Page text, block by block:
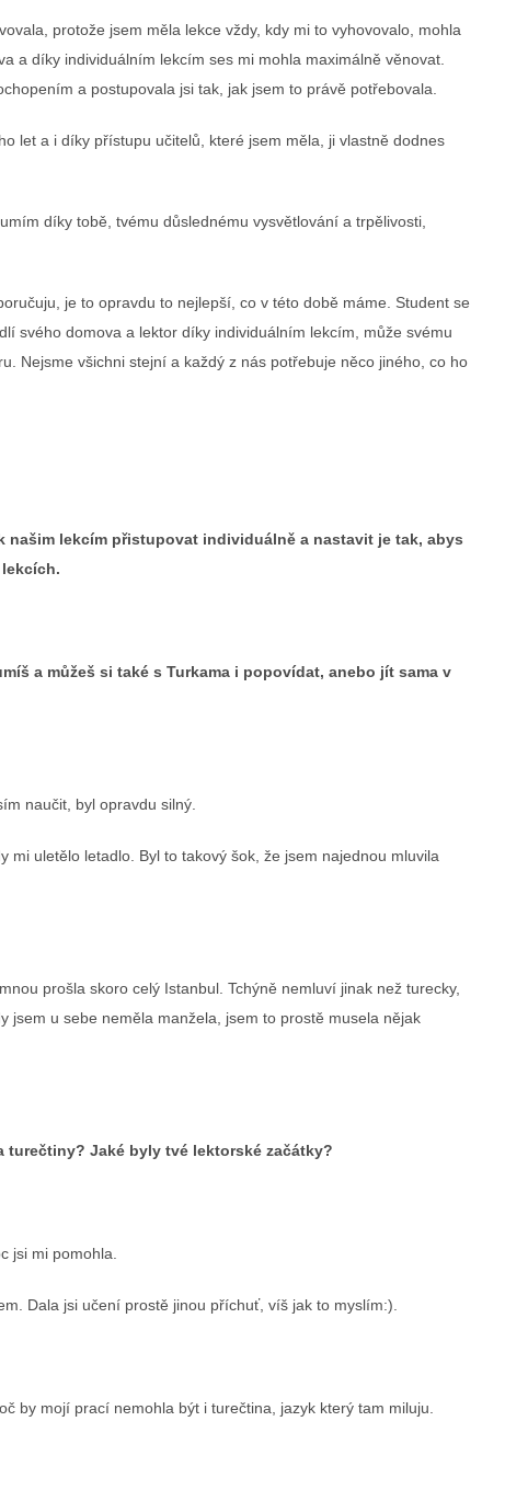
protože jsem měla lekce vždy, kdy mi to vyhovovalo, mohla
a díky individuálním lekcím ses mi mohla maximálně věnovat.
a postupovala jsi tak, jak jsem to právě potřebovala.
let a i díky přístupu učitelů, které jsem měla, ji vlastně dodnes
díky tobě, tvému důslednému vysvětlování a trpělivosti,
je to opravdu to nejlepší, co v této době máme. Student se
svého domova a lektor díky individuálním lekcím, může svému
Nejsme všichni stejní a každý z nás potřebuje něco jiného, co ho
našim lekcím přistupovat individuálně a nastavit je tak, abys
a můžeš si také s Turkama i popovídat, anebo jít sama v
naučit, byl opravdu silný.
uletělo letadlo. Byl to takový šok, že jsem najednou mluvila
prošla skoro celý Istanbul. Tchýně nemluví jinak než turecky,
jsem u sebe neměla manžela, jsem to prostě musela nějak
turečtiny? Jaké byly tvé lektorské začátky?
jsi mi pomohla.
Dala jsi učení prostě jinou příchuť, víš jak to myslím:).
by mojí prací nemohla být i turečtina, jazyk který tam miluju.